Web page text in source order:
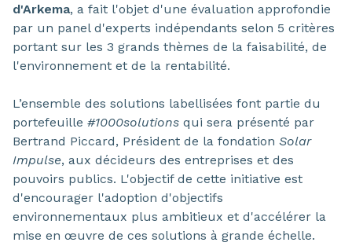
d'Arkema, a fait l'objet d'une évaluation approfondie
par un panel d'experts indépendants selon 5 critères
portant sur les 3 grands thèmes de la faisabilité, de
l'environnement et de la rentabilité.
L’ensemble des solutions labellisées font partie du
portefeuille #1000solutions qui sera présenté par
Bertrand Piccard, Président de la fondation Solar
Impulse, aux décideurs des entreprises et des
pouvoirs publics. L'objectif de cette initiative est
d'encourager l'adoption d'objectifs
environnementaux plus ambitieux et d'accélérer la
mise en œuvre de ces solutions à grande échelle.